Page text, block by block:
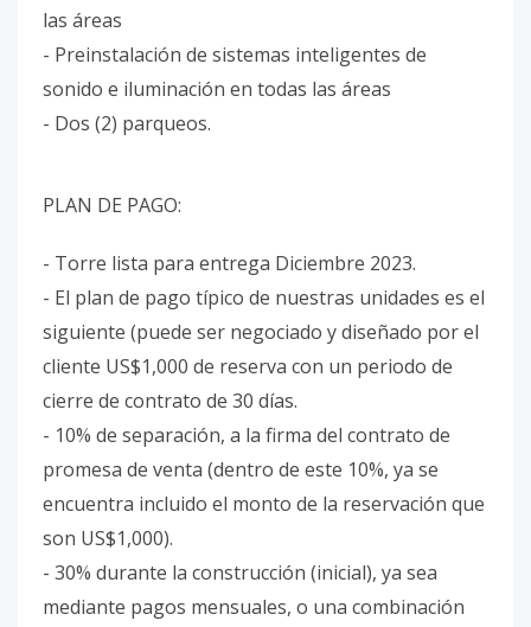
las áreas
- Preinstalación de sistemas inteligentes de
sonido e iluminación en todas las áreas
- Dos (2) parqueos.
PLAN DE PAGO:
- Torre lista para entrega Diciembre 2023.
- El plan de pago típico de nuestras unidades es el
siguiente (puede ser negociado y diseñado por el
cliente US$1,000 de reserva con un periodo de
cierre de contrato de 30 días.
- 10% de separación, a la firma del contrato de
promesa de venta (dentro de este 10%, ya se
encuentra incluido el monto de la reservación que
son US$1,000).
- 30% durante la construcción (inicial), ya sea
mediante pagos mensuales, o una combinación